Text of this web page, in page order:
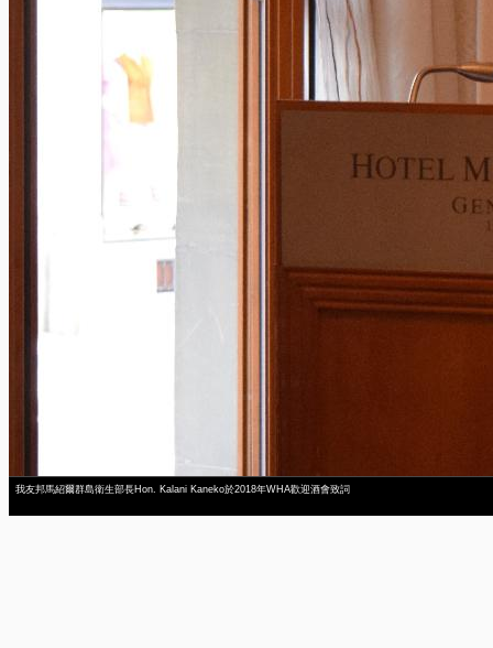
我友邦馬紹爾群島衛生部長Hon. Kalani Kaneko於2018年WHA歡迎酒會致詞